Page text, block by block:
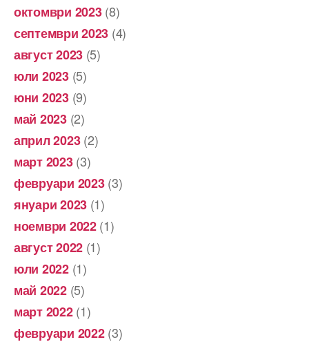
октомври 2023(8)
септември 2023 (4)
август 2023 (5)
юли 2023(5)
юни 2023(9)
май 2023(2)
април 2023(2)
март 2023(3)
февруари 2023(3)
януари 2023 (1)
ноември 2022(1)
август 2022 (1)
юли 2022(1)
май 2022(5)
март 2022(1)
февруари 2022(3)